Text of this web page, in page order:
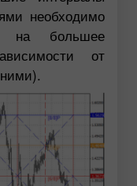
необходимо
на большее
от